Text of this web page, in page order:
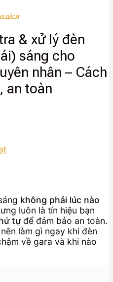
nặng
& xử lý đèn
sáng cho
nhân – Cách
an toàn
không phải lúc nào
luôn là tín hiệu bạn
tựđể đảm bảo an toàn.
làm gì ngay khi đèn
về gara và khi nào